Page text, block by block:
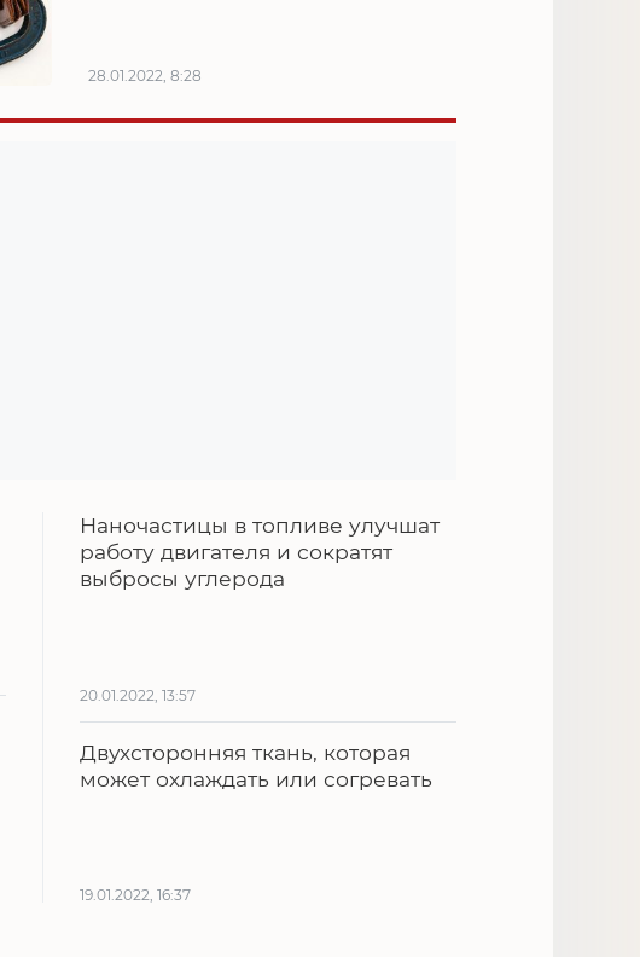
28.01.2022, 8:28
Наночастицы в топливе улучшат
работу двигателя и сократят
выбросы углерода
20.01.2022, 13:57
Двухсторонняя ткань, которая
может охлаждать или согревать
19.01.2022, 16:37